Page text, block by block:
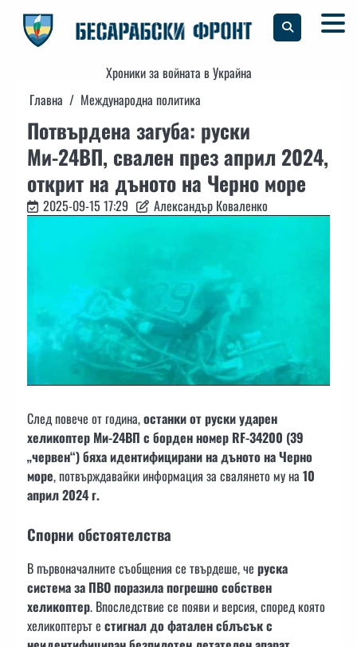
content
Хроники за войната в Украйна
Главна
Международна политика
Потвърдена загуба: руски
Ми-24ВП, свален през април 2024,
открит на дъното на Черно море
2025-09-15 17:29 Александър Коваленко
След повече от година,останки от руски ударен
хеликоптер Ми-24ВП с борден номер RF-34200 (39
„червен“) бяха идентифицирани на дъното на Черно
море, потвърждавайки информация за свалянето му на 10
април 2024 г.
Спорни обстоятелства
В първоначалните съобщения се твърдеше, че руска
система за ПВО поразила погрешно собствен
хеликоптер. Впоследствие се появи и версия, според която
хеликоптерът е стигнал до фатален сблъсък с